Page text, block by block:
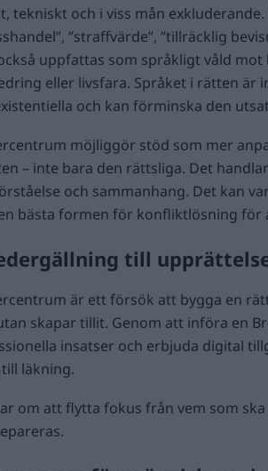
tekniskt och i viss mån exkluderande.
”straffvärde”, ”tillräcklig
uppfattas som språkligt våld
eller livsfara. Språket i rätten är
och kan förminska den
möjliggör stöd som mer
– inte bara den rättsliga. Det
och sammanhang. Det kan
bästa formen för konfliktlösning för
till
är ett försök att bygga en
skapar tillit. Genom att införa en
insatser och erbjuda digital
läkning.
om att flytta fokus från vem som